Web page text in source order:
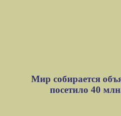
Мир собирается
посетило 40